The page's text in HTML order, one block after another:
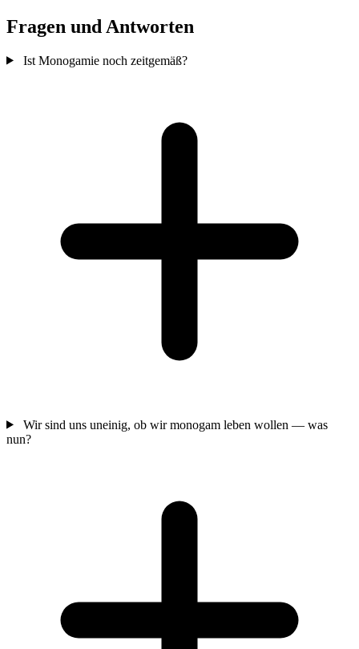
Fragen und Antworten
Ist Monogamie noch zeitgemäß?
Wir sind uns uneinig, ob wir monogam leben wollen — was
nun?